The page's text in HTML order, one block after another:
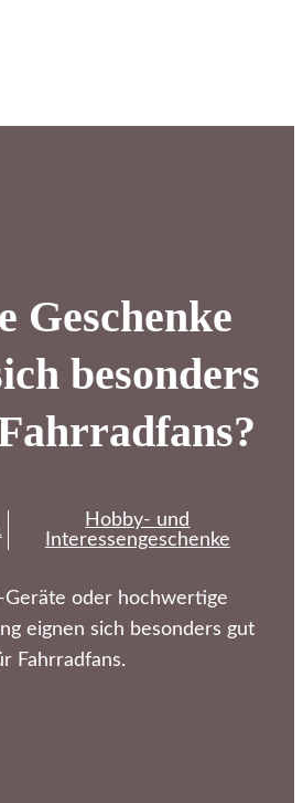
Geschenke
besonders
Hobby- und
Interessengeschenke
Geräte oder hochwertige
eignen sich besonders gut
Fahrradfans.